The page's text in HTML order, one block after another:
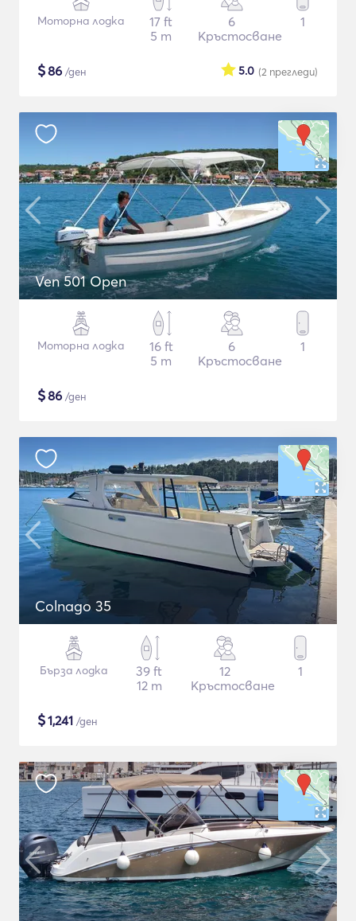
Моторна лодка
17 ft
5 m
6
Кръстосване
1
$86 /ден (2 прегледи)
5.0
Ven 501 Open
Моторна лодка
16 ft
5 m
6
Кръстосване
1
$86 /ден
Colnago 35
Бърза лодка
39 ft
12 m
12
Кръстосване
1
$1,241 /ден